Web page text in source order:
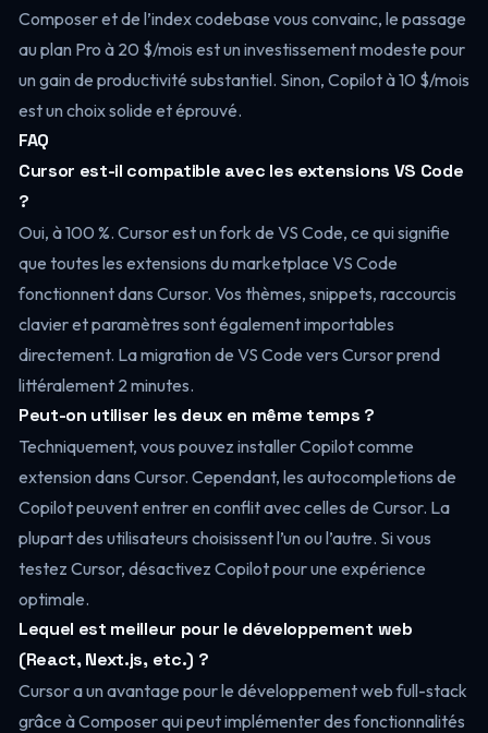
Composer et de l’index codebase vous convainc, le passage
au plan Pro à 20 $/mois est un investissement modeste pour
un gain de productivité substantiel. Sinon, Copilot à 10 $/mois
est un choix solide et éprouvé.
FAQ
Cursor est-il compatible avec les extensions VS Code
?
Oui, à 100 %. Cursor est un fork de VS Code, ce qui signifie
que toutes les extensions du marketplace VS Code
fonctionnent dans Cursor. Vos thèmes, snippets, raccourcis
clavier et paramètres sont également importables
directement. La migration de VS Code vers Cursor prend
littéralement 2 minutes.
Peut-on utiliser les deux en même temps ?
Techniquement, vous pouvez installer Copilot comme
extension dans Cursor. Cependant, les autocompletions de
Copilot peuvent entrer en conflit avec celles de Cursor. La
plupart des utilisateurs choisissent l’un ou l’autre. Si vous
testez Cursor, désactivez Copilot pour une expérience
optimale.
Lequel est meilleur pour le développement web
(React, Next.js, etc.) ?
Cursor a un avantage pour le développement web full-stack
grâce à Composer qui peut implémenter des fonctionnalités